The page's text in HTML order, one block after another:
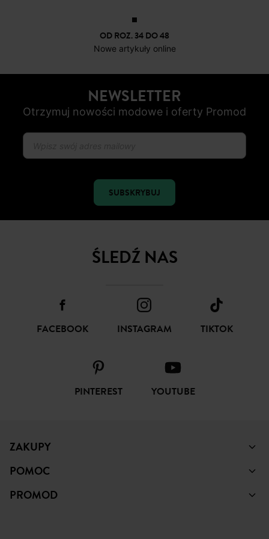
OD ROZ. 34 DO 48
Nowe artykuły online
NEWSLETTER
Otrzymuj nowości modowe i oferty Promod
SUBSKRYBUJ
ŚLEDŹ NAS
FACEBOOK INSTAGRAM TIKTOK
PINTEREST YOUTUBE
ZAKUPY
POMOC
PROMOD